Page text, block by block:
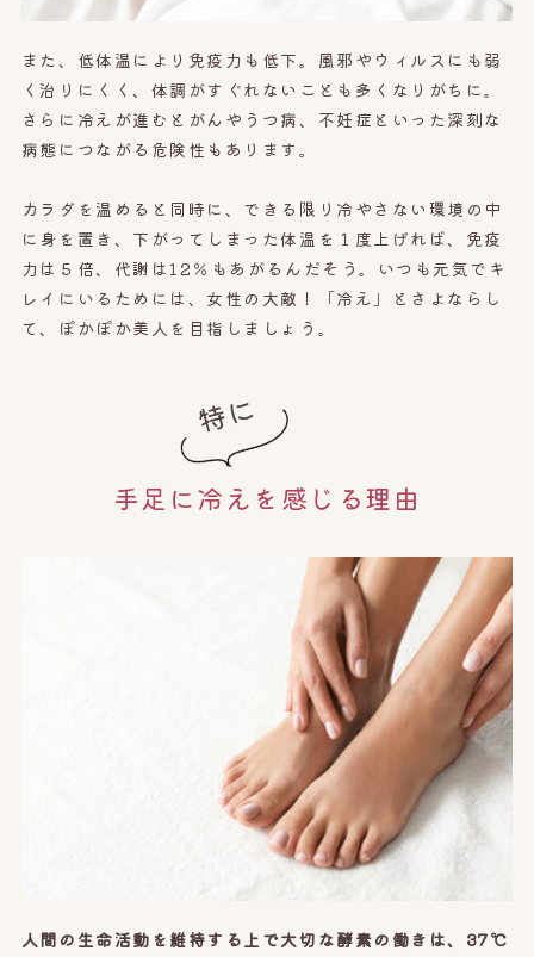
また、低体温により免疫力も低下。風邪やウィルスにも弱
く治りにくく、体調がすぐれないことも多くなりがちに。
さらに冷えが進むとがんやうつ病、不妊症といった深刻な
病態につながる危険性もあります。
カラダを温めると同時に、できる限り冷やさない環境の中
に身を置き、下がってしまった体温を１度上げれば、免疫
力は５倍、代謝は12％もあがるんだそう。いつも元気でキ
レイにいるためには、女性の大敵！「冷え」とさよならし
て、ぽかぽか美人を目指しましょう。
手足に冷えを感じる理由
特に
人間の生命活動を維持する上で大切な酵素の働きは、37℃